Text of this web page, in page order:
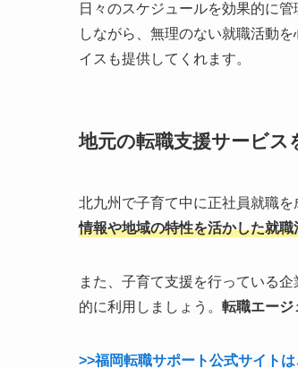
日々のスケジュールを効果的に
しながら、無理のない就職活動
イスも提供してくれます。
地元の転職支援サービス
北九州で子育て中に正社員就職を
情報や地域の特性を活かした就
また、子育て支援を行っている
的に利用しましょう。 転職エージ
>>福岡転職サポート公式サイトは